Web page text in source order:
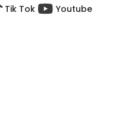
Tik Tok Youtube